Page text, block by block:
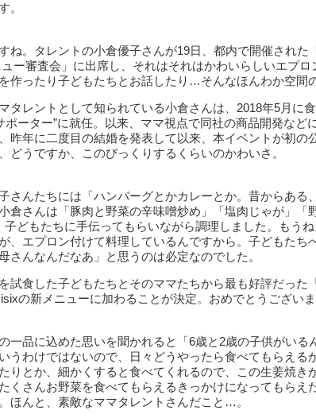
。
ね。タレントの小倉優子さんが19日、都内で開催された
ー審査会」に出席し、それはそれはかわいらしいエプ
作ったり子どもたちとお話したり…そんなほんわか空間
タレントとして知られている小倉さんは、2018年5月に
ポーター”に就任。以来、ママ視点で同社の商品開発など
昨年に二度目の結婚を発表して以来、本イベントが初の
どうですか、このびっくりするくらいのかわいさ。
さんたちには「ハンバーグとかカレーとか。昔からある
倉さんは「豚肉と野菜の辛味噌炒め」「塩肉じゃが」「
子どもたちに手伝ってもらいながら調理しました。もう
、エプロン付けて料理しているんですから。子どもたち
さんなんだなあ」と思うのは必定なのでした。
試食した子どもたちとそのママたちから最も好評だった
の新メニューに加わることが決定。おめでとうございま
一品に込めた思いを聞かれると「6歳と2歳の子供がいる
うわけではないので、日々どうやったら食べてもらえる
りとか、細かくすると食べてくれるので、この生姜焼き
くさんお野菜を食べてもらえるきっかけになってもらえ
ほんと、素敵なママタレントさんだこと…。